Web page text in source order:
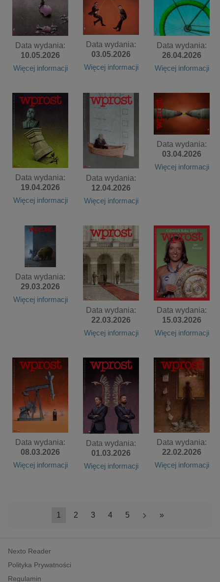
Data wydania:
10.05.2026
Więcej informacji
Data wydania:
03.05.2026
Więcej informacji
Data wydania:
26.04.2026
Więcej informacji
Data wydania:
19.04.2026
Więcej informacji
Data wydania:
12.04.2026
Więcej informacji
Data wydania:
03.04.2026
Więcej informacji
Data wydania:
29.03.2026
Więcej informacji
Data wydania:
22.03.2026
Więcej informacji
Data wydania:
15.03.2026
Więcej informacji
Data wydania:
08.03.2026
Więcej informacji
Data wydania:
01.03.2026
Więcej informacji
Data wydania:
22.02.2026
Więcej informacji
1 2 3 4 5 > »
Nexto Reader
Polityka Prywatności
Regulamin